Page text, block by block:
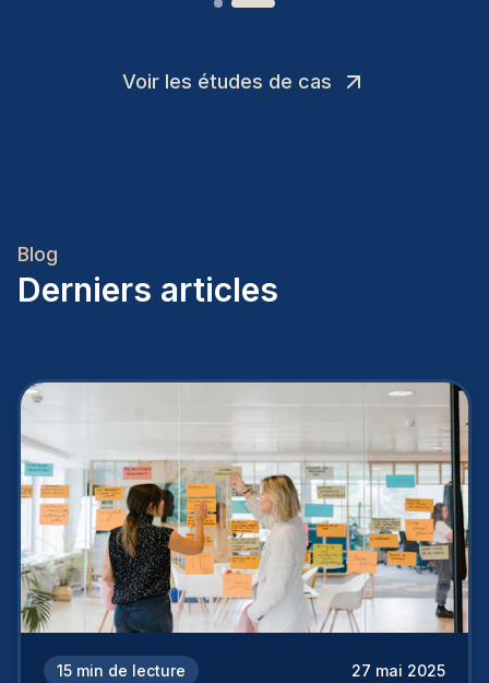
Voir les études de cas
Blog
Derniers articles
15 min de lecture 27 mai 2025